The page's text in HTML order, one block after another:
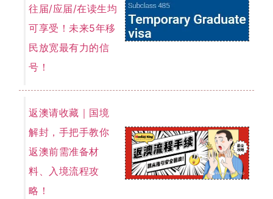
往届/应届/在读生均
可享受！未来5年移
民放宽最有力的信
号！
返澳请收藏｜国境
解封，手把手教你
返澳前需准备材
料、入境流程攻
略！